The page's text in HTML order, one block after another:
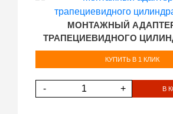
МОНТАЖНЫЙ
ТРАПЕЦИЕВИДНОГО
КУПИТЬ В 1 КЛИК
- + В